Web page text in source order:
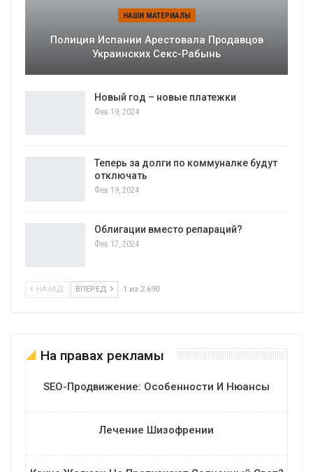
НАШИ МАТЕРИАЛЫ
Полиция Испании Арестовала Продавцов
Украинских Секс-Рабынь
Новый год – новые платежки
Фев 19, 2024
Теперь за долги по коммуналке будут
отключать
Фев 19, 2024
Облигации вместо репараций?
Фев 17, 2024
НАЗАД ВПЕРЕД 1 из 2 690
На правах рекламы
SEO-Продвижение: Особенности И Нюансы
Лечение Шизофрении